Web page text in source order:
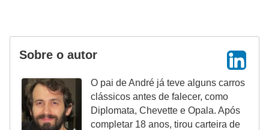
Sobre o autor
O pai de André já teve alguns carros
clássicos antes de falecer, como
Diplomata, Chevette e Opala. Após
completar 18 anos, tirou carteira de
l
m
a
n